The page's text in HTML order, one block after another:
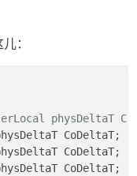
：
physDeltaT
CoDeltaT;
CoDeltaT;
CoDeltaT;